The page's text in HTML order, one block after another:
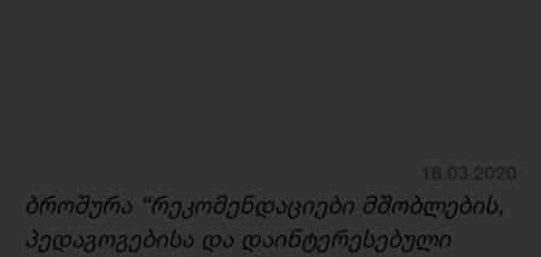
ბროშურა “რეკომენდაციები მშობლების,
პედაგოგებისა და დაინტერესებული